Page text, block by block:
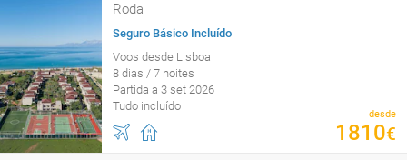
Roda
Seguro Básico Incluído
Voos desde Lisboa
8 dias / 7 noites
Partida a 3 set 2026
Tudo incluído
desde
1810€